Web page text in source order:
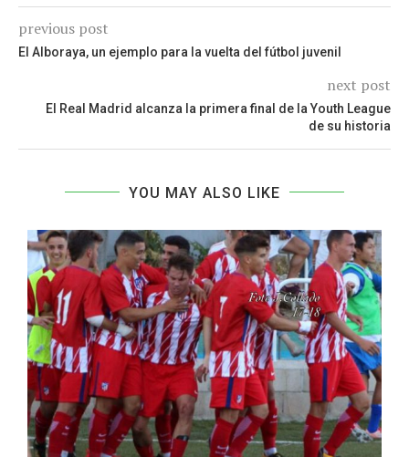
previous post
El Alboraya, un ejemplo para la vuelta del fútbol juvenil
next post
El Real Madrid alcanza la primera final de la Youth League
de su historia
YOU MAY ALSO LIKE